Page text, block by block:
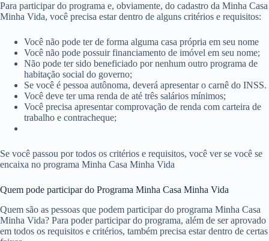
Para participar do programa e, obviamente, do cadastro da Minha Casa
Minha Vida, você precisa estar dentro de alguns critérios e requisitos:
Você não pode ter de forma alguma casa própria em seu nome
Você não pode possuir financiamento de imóvel em seu nome;
Não pode ter sido beneficiado por nenhum outro programa de
habitação social do governo;
Se você é pessoa autônoma, deverá apresentar o carnê do INSS.
Você deve ter uma renda de até três salários mínimos;
Você precisa apresentar comprovação de renda com carteira de
trabalho e contracheque;
Se você passou por todos os critérios e requisitos, você ver se você se
encaixa no programa Minha Casa Minha Vida
Quem pode participar do Programa Minha Casa Minha Vida
Quem são as pessoas que podem participar do programa Minha Casa
Minha Vida? Para poder participar do programa, além de ser aprovado
em todos os requisitos e critérios, também precisa estar dentro de certas